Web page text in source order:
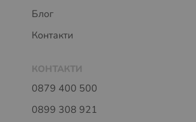
Блог
Контакти
КОНТАКТИ
0879 400 500
0899 308 921